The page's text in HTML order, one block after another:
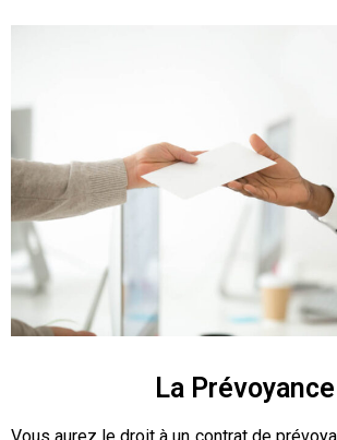
La Prévoyance